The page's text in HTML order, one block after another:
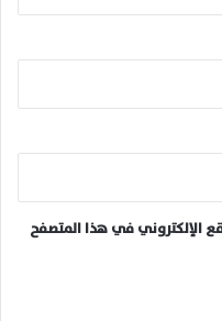
الإلكتروني في هذا المتصفح